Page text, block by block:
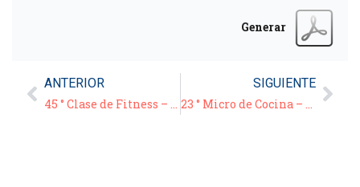
Generar
ANTERIOR
45 ° Clase de Fitness – 26/07/21
SIGUIENTE
23 ° Micro de Cocina – “Pastel de papas”